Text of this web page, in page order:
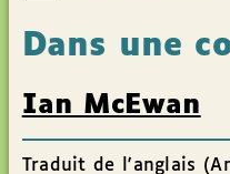
Dans une
Ian McEwan
Traduit de l'anglais